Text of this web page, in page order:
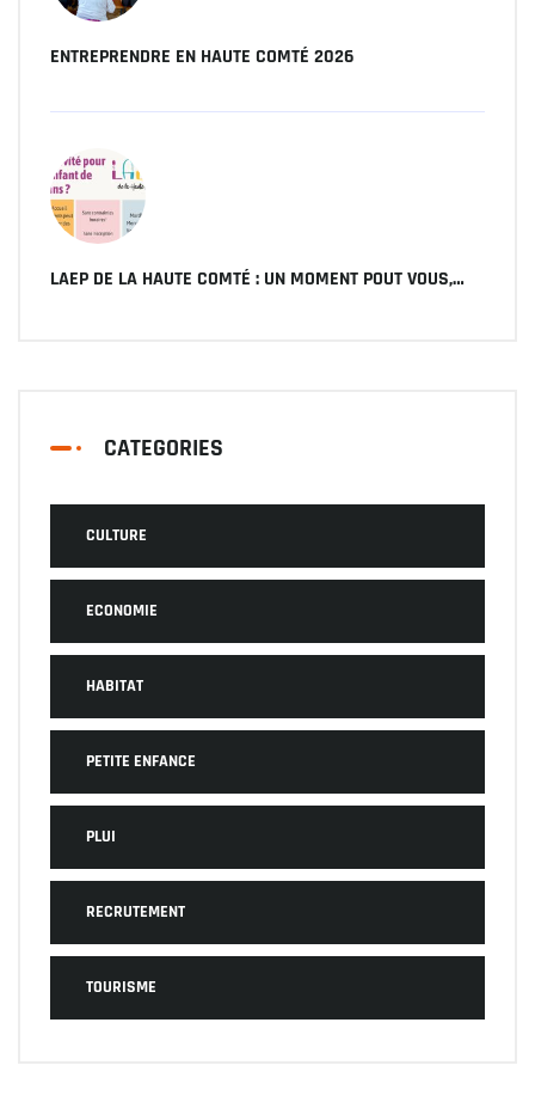
ENTREPRENDRE EN HAUTE COMTÉ 2026
LAEP DE LA HAUTE COMTÉ : UN MOMENT POUT VOUS,…
CATEGORIES
CULTURE
ECONOMIE
HABITAT
PETITE ENFANCE
PLUI
RECRUTEMENT
TOURISME